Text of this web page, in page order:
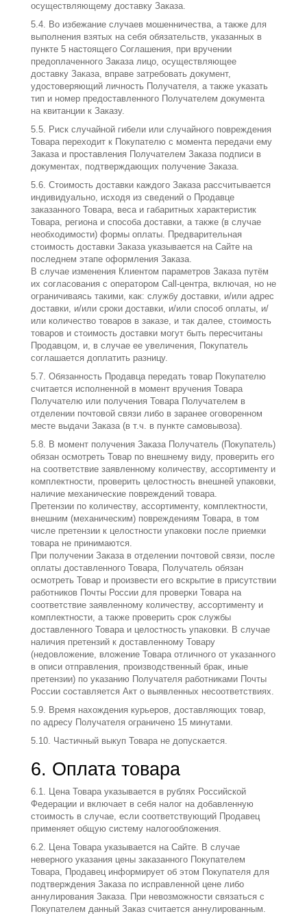
осуществляющему доставку Заказа.
5.4. Во избежание случаев мошенничества, а также для
выполнения взятых на себя обязательств, указанных в
пункте 5 настоящего Соглашения, при вручении
предоплаченного Заказа лицо, осуществляющее
доставку Заказа, вправе затребовать документ,
удостоверяющий личность Получателя, а также указать
тип и номер предоставленного Получателем документа
на квитанции к Заказу.
5.5. Риск случайной гибели или случайного повреждения
Товара переходит к Покупателю с момента передачи ему
Заказа и проставления Получателем Заказа подписи в
документах, подтверждающих получение Заказа.
5.6. Стоимость доставки каждого Заказа рассчитывается
индивидуально, исходя из сведений о Продавце
заказанного Товара, веса и габаритных характеристик
Товара, региона и способа доставки, а также (в случае
необходимости) формы оплаты. Предварительная
стоимость доставки Заказа указывается на Сайте на
последнем этапе оформления Заказа.
В случае изменения Клиентом параметров Заказа путём
их согласования с оператором Call-центра, включая, но не
ограничиваясь такими, как: службу доставки, и/или адрес
доставки, и/или сроки доставки, и/или способ оплаты, и/
или количество товаров в заказе, и так далее, стоимость
товаров и стоимость доставки могут быть пересчитаны
Продавцом, и, в случае ее увеличения, Покупатель
соглашается доплатить разницу.
5.7. Обязанность Продавца передать товар Покупателю
считается исполненной в момент вручения Товара
Получателю или получения Товара Получателем в
отделении почтовой связи либо в заранее оговоренном
месте выдачи Заказа (в т.ч. в пункте самовывоза).
5.8. В момент получения Заказа Получатель (Покупатель)
обязан осмотреть Товар по внешнему виду, проверить его
на соответствие заявленному количеству, ассортименту и
комплектности, проверить целостность внешней упаковки,
наличие механические повреждений товара.
Претензии по количеству, ассортименту, комплектности,
внешним (механическим) повреждениям Товара, в том
числе претензии к целостности упаковки после приемки
товара не принимаются.
При получении Заказа в отделении почтовой связи, после
оплаты доставленного Товара, Получатель обязан
осмотреть Товар и произвести его вскрытие в присутствии
работников Почты России для проверки Товара на
соответствие заявленному количеству, ассортименту и
комплектности, а также проверить срок службы
доставленного Товара и целостность упаковки. В случае
наличия претензий к доставленному Товару
(недовложение, вложение Товара отличного от указанного
в описи отправления, производственный брак, иные
претензии) по указанию Получателя работниками Почты
России составляется Акт о выявленных несоответствиях.
5.9. Время нахождения курьеров, доставляющих товар,
по адресу Получателя ограничено 15 минутами.
5.10. Частичный выкуп Товара не допускается.
6. Оплата товара
6.1. Цена Товара указывается в рублях Российской
Федерации и включает в себя налог на добавленную
стоимость в случае, если соответствующий Продавец
применяет общую систему налогообложения.
6.2. Цена Товара указывается на Сайте. В случае
неверного указания цены заказанного Покупателем
Товара, Продавец информирует об этом Покупателя для
подтверждения Заказа по исправленной цене либо
аннулирования Заказа. При невозможности связаться с
Покупателем данный Заказ считается аннулированным.